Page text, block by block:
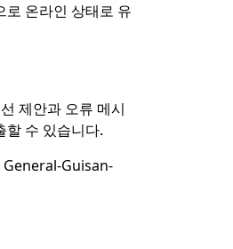
로 온라인 상태로 유
제안과 오류 메시
할 수 있습니다.
Guisan-